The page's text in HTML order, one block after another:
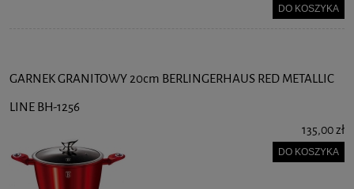
DO KOSZYKA
GARNEK GRANITOWY 20cm BERLINGERHAUS RED METALLIC
LINE BH-1256
135,00 zł
DO KOSZYKA